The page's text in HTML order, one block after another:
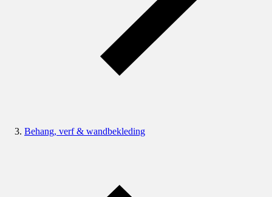
Behang, verf & wandbekleding